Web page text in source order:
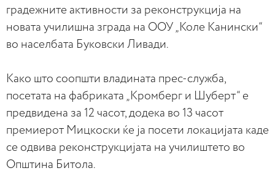
градежните активности за реконструкција на
новата училишна зграда на ООУ „Коле Канински“
во населбата Буковски Ливади.
Како што соопшти владината прес-служба,
посетата на фабриката „Кромберг и Шуберт“ е
предвидена за 12 часот, додека во 13 часот
премиерот Мицкоски ќе ја посети локацијата каде
се одвива реконструкцијата на училиштето во
Општина Битола.